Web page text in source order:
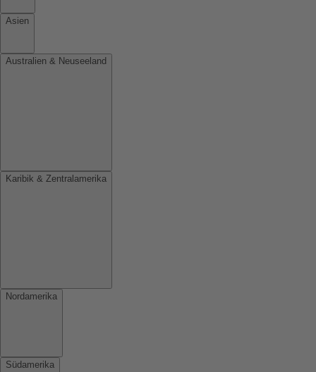
Asien
Australien & Neuseeland
Karibik & Zentralamerika
Nordamerika
Südamerika